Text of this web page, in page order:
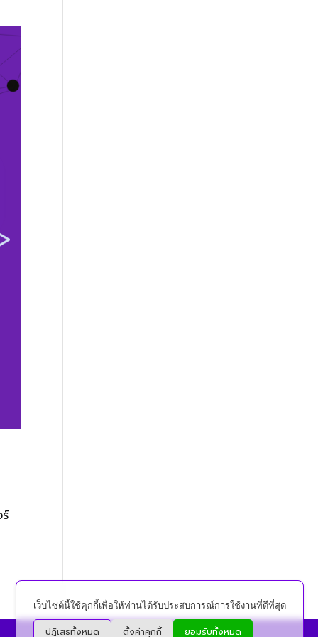
เว็บไซต์นี้ใช้คุกกี้เพื่อให้ท่านได้รับประสบการณ์การใช้งานที่ดีที่สุด
ปฏิเสธทั้งหมด ตั้งค่าคุกกี้ ยอมรับทั้งหมด